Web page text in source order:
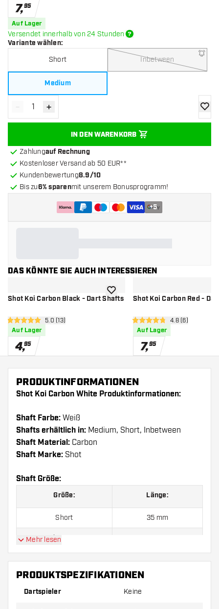
7,95
Auf Lager
Versendet innerhalb von 24 Stunden
Variante wählen:
Short Inbetween
Medium
Menge verringern
- Menge erhöhen
+
IN DEN WARENKORB
Zur
Zahlungauf Rechnung
Kostenloser Versand ab 50 EUR**
Kundenbewertung8.9/10
Bis zu6% sparenmit unserem Bonusprogramm!
+5
DAS KÖNNTE SIE AUCH INTERESSIEREN
Shot Koi Carbon Black - Dart Shafts
Bewertungsbereich öffnen
5 Bewertungssterne
5.0 (13)
Auf Lager
4,95
Zur Wunschliste hinzufügen
Shot Koi Carbon Red -
4.8 Bewertungssterne
4.8 (6)
Auf Lager
7,95
PRODUKTINFORMATIONEN
Shot Koi Carbon White Produktinformationen:
Shaft Farbe: Weiß
Shafts erhältlich in: Medium, Short, Inbetween
Shaft Material: Carbon
Shaft Marke: Shot
Shaft Größe:
Größe: Länge:
Short 35 mm
Inbetween
Medium 48 mm
Mehr lesen
PRODUKTSPEZIFIKATIONEN
Dartspieler Keine